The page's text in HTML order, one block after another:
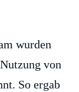
wurden
von
So ergab